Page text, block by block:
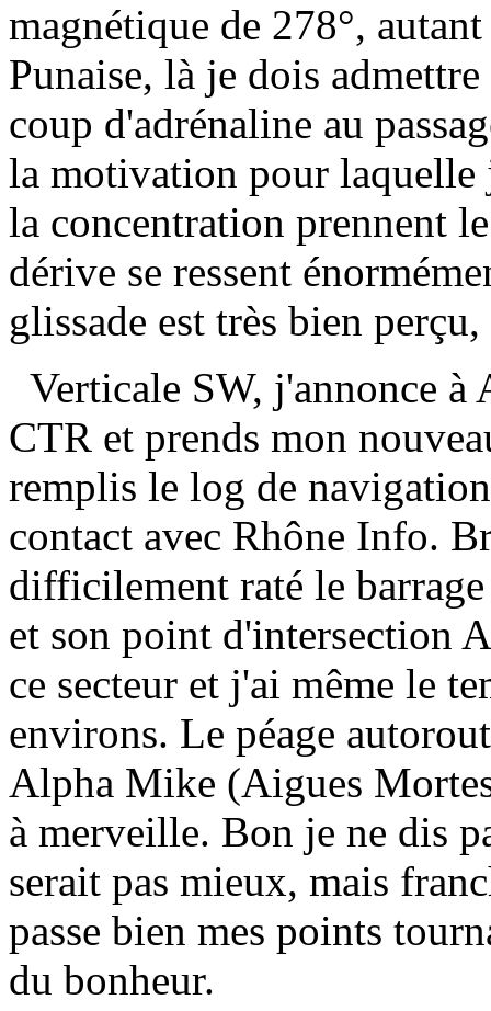
magnétique de 278°,
Punaise, là je dois
coup d'adrénaline au
la motivation pour
la concentration prennent
dérive se ressent
glissade est très bien
Verticale SW, j'annonce
CTR et prends mon
remplis le log de
contact avec Rhône Info.
difficilement raté le
et son point d'intersection
ce secteur et j'ai même le
environs. Le péage
Alpha Mike (Aigues
à merveille. Bon je ne dis
serait pas mieux, mais
passe bien mes points
du bonheur.